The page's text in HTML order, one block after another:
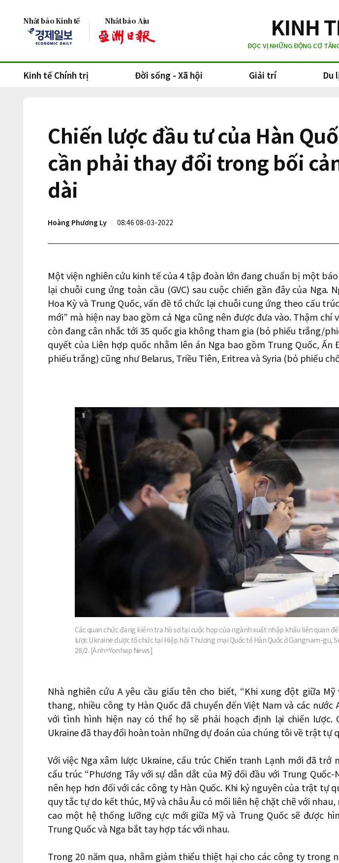
Nhật báo Kinh tế Nhật báo Aju
ĐỌC VỊ NHỮNG ĐỘNG CƠ
Kinh tế Chính trị Đời sống - Xã hội Giải trí Du
Chiến lược đầu tư của Hàn
cần phải thay đổi trong bối
dài
Hoàng Phương Ly 08:46 08-03-2022
Một viện nghiên cứu kinh tế của 4 tập đoàn lớn đang chuẩn bị một
lại chuỗi cung ứng toàn cầu (GVC) sau cuộc chiến gần đây của Nga.
Hoa Kỳ và Trung Quốc, vấn đề tổ chức lại chuỗi cung ứng theo cấu
mới” mà hiện nay bao gồm cả Nga cũng nên được đưa vào. Thậm chí
còn đang cân nhắc tới 35 quốc gia không tham gia (bỏ phiếu trắng/
quyết của Liên hợp quốc nhằm lên án Nga bao gồm Trung Quốc, Ấn
phiếu trắng) cũng như Belarus, Triều Tiên, Eritrea và Syria (bỏ phiếu
Các quan chức đang kiểm tra hồ sơ tại cuộc họp của ngành xuất nhập khẩu liên quan
lược Ukraine được tổ chức tại Hiệp hội Thương mại Quốc tế Hàn Quốc ở Gangnam-gu,
28/2. [Ảnh=Yonhap News]
Nhà nghiên cứu A yêu cầu giấu tên cho biết, “Khi xung đột giữa Mỹ
thang, nhiều công ty Hàn Quốc đã chuyển đến Việt Nam và các nước
với tình hình hiện nay có thể họ sẽ phải hoạch định lại chiến lược.
Ukraine đã thay đổi hoàn toàn những dự đoán của chúng tôi về trật tự
Với việc Nga xâm lược Ukraine, cấu trúc Chiến tranh Lạnh mới đã trở
cấu trúc “Phương Tây với sự dẫn dắt của Mỹ đối đầu với Trung
nên hẹp hơn đối với các công ty Hàn Quốc. Khi kỷ nguyên của trật tự
quy tắc tự do kết thúc, Mỹ và châu Âu có mối liên hệ chặt chẽ với
cao một hệ thống lưỡng cực mới giữa Mỹ và Trung Quốc sẽ được
Trung Quốc và Nga bắt tay hợp tác với nhau.
Trong 20 năm qua, nhằm giảm thiểu thiệt hại cho các công ty trong